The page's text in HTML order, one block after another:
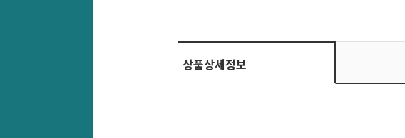
상품상세정보